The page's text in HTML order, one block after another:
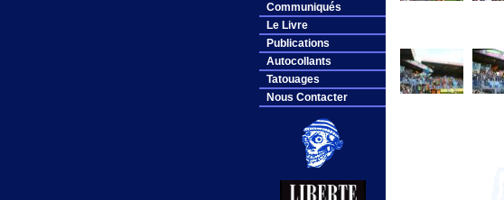
Communiqués
Le Livre
Publications
Autocollants
Tatouages
Nous Contacter